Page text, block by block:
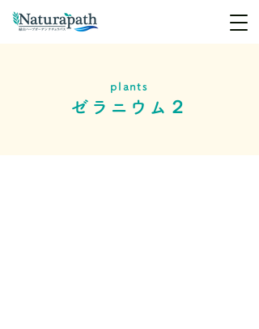
plants
ゼラニウム２